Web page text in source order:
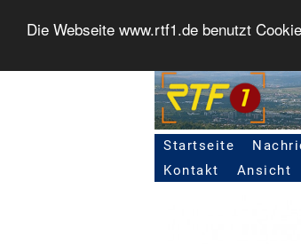
Die Webseite www.rtf1.de benutzt
Seitennavigation
Startseite
Kontakt
Ansicht